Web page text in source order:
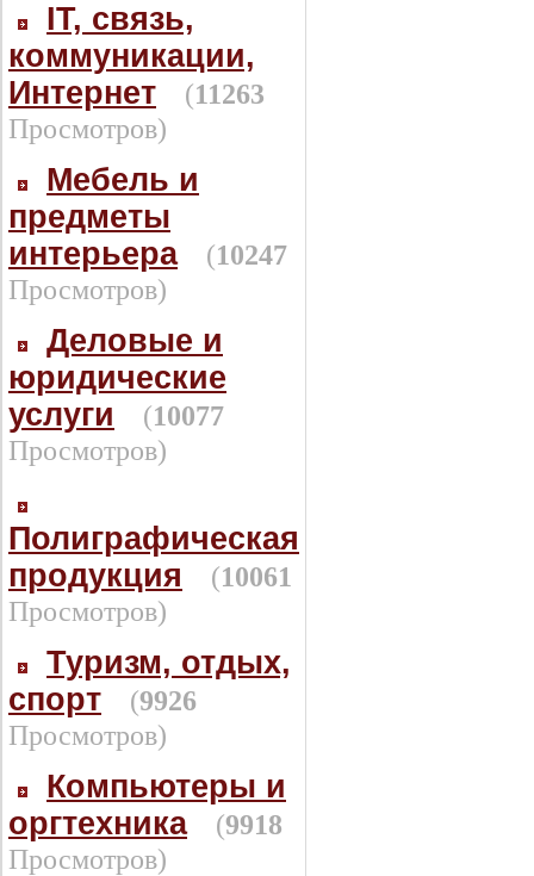
IT, связь,
коммуникации,
Интернет
(11263
Просмотров)
Мебель и
предметы
интерьера
(10247
Просмотров)
Деловые и
юридические
услуги
(10077
Просмотров)
Полиграфическая
продукция
(10061
Просмотров)
Туризм, отдых,
спорт
(9926
Просмотров)
Компьютеры и
оргтехника
(9918
Просмотров)